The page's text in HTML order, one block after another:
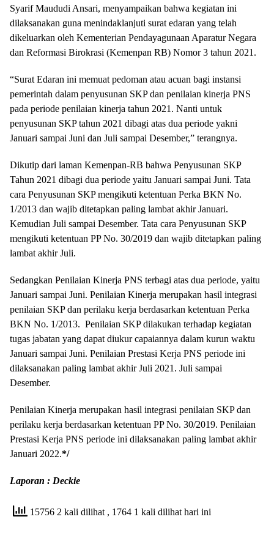
Syarif Maududi Ansari, menyampaikan bahwa kegiatan ini
dilaksanakan guna menindaklanjuti surat edaran yang telah
dikeluarkan oleh Kementerian Pendayagunaan Aparatur Negara
dan Reformasi Birokrasi (Kemenpan RB) Nomor 3 tahun 2021.
“Surat Edaran ini memuat pedoman atau acuan bagi instansi
pemerintah dalam penyusunan SKP dan penilaian kinerja PNS
pada periode penilaian kinerja tahun 2021. Nanti untuk
penyusunan SKP tahun 2021 dibagi atas dua periode yakni
Januari sampai Juni dan Juli sampai Desember,” terangnya.
Dikutip dari laman Kemenpan-RB bahwa Penyusunan SKP
Tahun 2021 dibagi dua periode yaitu Januari sampai Juni. Tata
cara Penyusunan SKP mengikuti ketentuan Perka BKN No.
1/2013 dan wajib ditetapkan paling lambat akhir Januari.
Kemudian Juli sampai Desember. Tata cara Penyusunan SKP
mengikuti ketentuan PP No. 30/2019 dan wajib ditetapkan paling
lambat akhir Juli.
Sedangkan Penilaian Kinerja PNS terbagi atas dua periode, yaitu
Januari sampai Juni. Penilaian Kinerja merupakan hasil integrasi
penilaian SKP dan perilaku kerja berdasarkan ketentuan Perka
BKN No. 1/2013. Penilaian SKP dilakukan terhadap kegiatan
tugas jabatan yang dapat diukur capaiannya dalam kurun waktu
Januari sampai Juni. Penilaian Prestasi Kerja PNS periode ini
dilaksanakan paling lambat akhir Juli 2021. Juli sampai
Desember.
Penilaian Kinerja merupakan hasil integrasi penilaian SKP dan
perilaku kerja berdasarkan ketentuan PP No. 30/2019. Penilaian
Prestasi Kerja PNS periode ini dilaksanakan paling lambat akhir
Januari 2022.*/
Laporan : Deckie
15756 2 kali dilihat , 1764 1 kali dilihat hari ini